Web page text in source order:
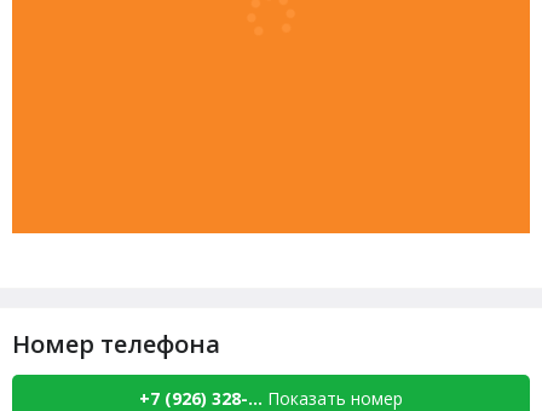
Номер телефона
+7 (926) 328-... Показать номер